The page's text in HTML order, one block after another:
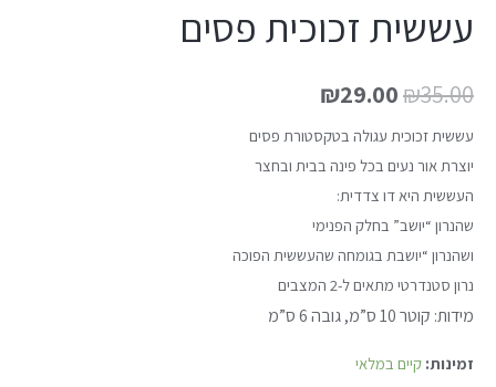
עששית זכוכית פסים
₪35.00
₪29.00
עששית זכוכית עגולה בטקסטורת פסים
יוצרת אור נעים בכל פינה בבית ובחצר
העששית היא דו צדדית:
שהנרון “יושב” בחלק הפנימי
ושהנרון “יושבת בגומחה שהעששית הפוכה
נרון סטנדרטי מתאים ל-2 המצבים
מידות: קוטר 10 ס”מ, גובה 6 ס”מ
זמינות: קיים במלאי